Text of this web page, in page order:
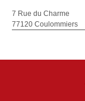
7 Rue du Charme
77120 Coulommiers